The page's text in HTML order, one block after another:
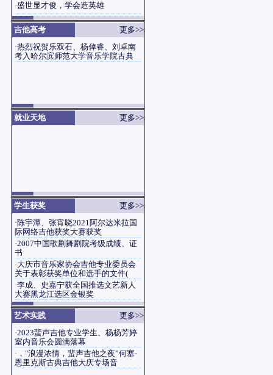
·盛世显才俊，学会造英雄
吉他高考
更多>>
·热烈祝贺乐双石、杨倬睿、刘卓南
考入哈尔滨师范大学音乐学院古典
就业天地 更多>>
学生获奖
更多>>
·陈宇潭、张宵晓2021阿尔达米拉国
际网络吉他获奖大赛获奖
·2007中国歌剧舞剧院考级成绩、证
书
·大庆市音乐家协会吉他专业委员会
关于表彰获奖单位和选手的文件(
·李成、史嘉宁获全国推选文艺新人
大赛黑龙江选区金银奖
艺术实践
更多>>
·2023蜚声吉他专业学生、杨杨芳婷
室内音乐会圆满落幕
· ，"浪漫浓情，蜚声吉他之夜”何塞·
恩里克斯古典吉他大庆专场音